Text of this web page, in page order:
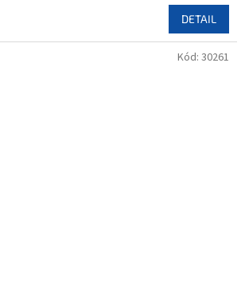
DETAIL
Kód: 30261